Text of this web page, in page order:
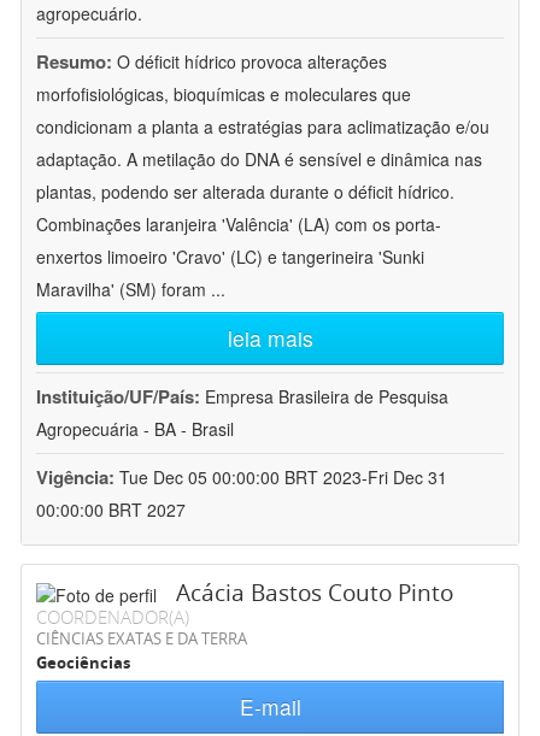
agropecuário.
Resumo: O déficit hídrico provoca alterações
morfofisiológicas, bioquímicas e moleculares que
condicionam a planta a estratégias para aclimatização e/ou
adaptação. A metilação do DNA é sensível e dinâmica nas
plantas, podendo ser alterada durante o déficit hídrico.
Combinações laranjeira 'Valência' (LA) com os porta-
enxertos limoeiro 'Cravo' (LC) e tangerineira 'Sunki
Maravilha' (SM) foram ...
leia mais
Instituição/UF/País: Empresa Brasileira de Pesquisa
Agropecuária - BA - Brasil
Vigência: Tue Dec 05 00:00:00 BRT 2023-Fri Dec 31
00:00:00 BRT 2027
Acácia Bastos Couto Pinto
COORDENADOR(A)
CIÊNCIAS EXATAS E DA TERRA
Geociências
E-mail